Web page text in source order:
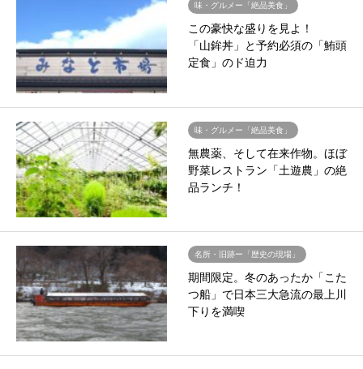
味・グルメー「絶品美食」
この豪快な盛りを見よ！
「山鉾丼」と予約必須の「鮪頭
定食」のド迫力
味・グルメー「絶品美食」
無農薬、そして在来作物。ほぼ
野菜レストラン「土遊農」の絶
品ランチ！
名所・旧跡ー「歴史の現場」
期間限定。冬のあったか「こた
つ船」で日本三大急流の最上川
下りを満喫